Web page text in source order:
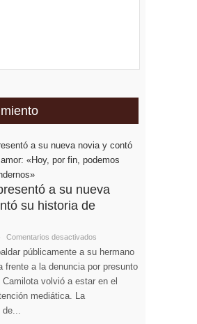
a su nueva
su historia de
Comentarios desactivados
públicamente a su hermano
frente a la denuncia por presunto
volvió a estar en el
mediática. La